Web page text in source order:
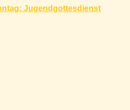
Jugendgottesdienst